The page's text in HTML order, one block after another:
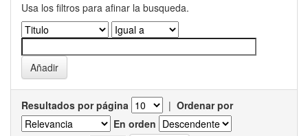
Usa los filtros para afinar la busqueda.
Resultados por página | Ordenar por
En orden